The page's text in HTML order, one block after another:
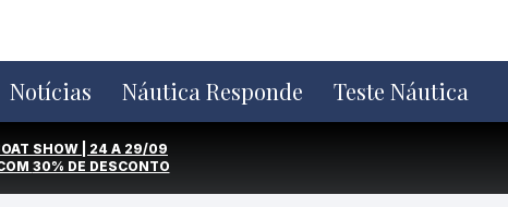
Notícias Náutica Responde Teste Náutica
SHOW | 24 A 29/09
30% DE DESCONTO